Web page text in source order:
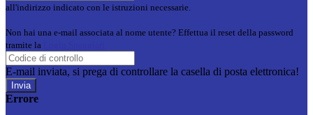
all'indirizzo indicato con le istruzioni necessarie.
Non hai una e-mail associata al nome utente? Effettua il reset della password
tramite la
E-mail inviata, si prega di controllare la casella di posta elettronica!
Errore